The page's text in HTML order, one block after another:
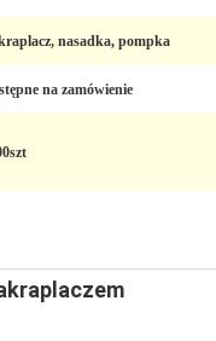
nasadka, pompka
na zamówienie